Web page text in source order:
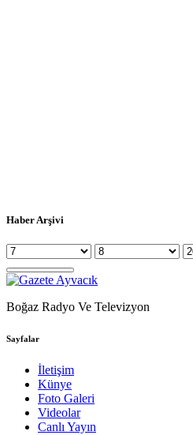
Haber Arşivi
Boğaz Radyo Ve Televizyon
Sayfalar
İletişim
Künye
Foto Galeri
Videolar
Canlı Yayın